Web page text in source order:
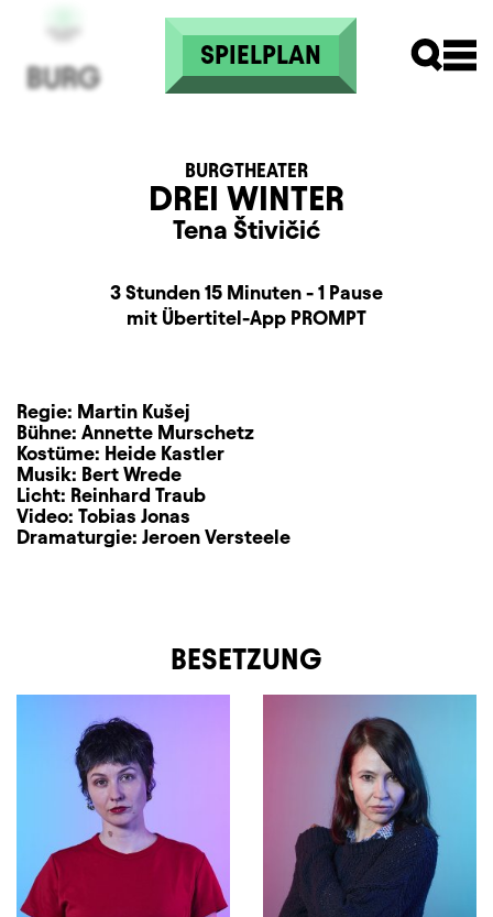
Direkt zum Inhalt
SPIELPLAN
DREI WINTER
BURGTHEATER
Tena Štivičić
BeschreibungInformation
Dauer und Pausen3 Stunden 15 Minuten - 1 Pause
Zusatzinformationmit Übertitel-App PROMPT
Regie: Martin Kušej
Bühne: Annette Murschetz
Kostüme: Heide Kastler
Musik: Bert Wrede
Licht: Reinhard Traub
Video: Tobias Jonas
Dramaturgie: Jeroen Versteele
BESETZUNG